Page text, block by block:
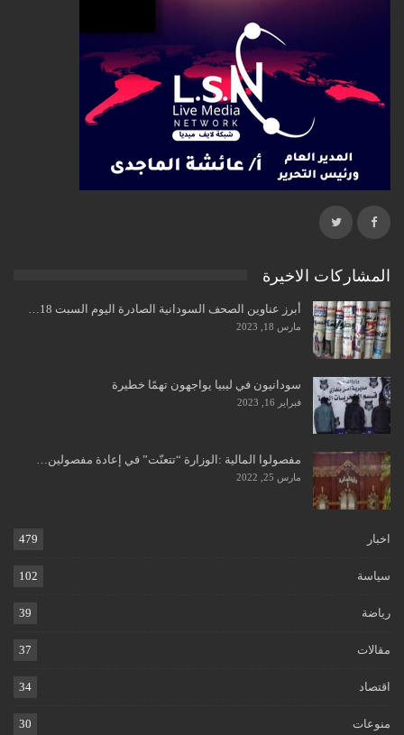
المشاركات الاخيرة
أبرز عناوين الصحف السودانية الصادرة اليوم السبت 18…
مارس 18, 2023
سودانيون في ليبيا يواجهون تهمًا خطيرة
فبراير 16, 2023
مفصولوا المالية :الوزارة “تتعنّت” في إعادة مفصولين…
مارس 25, 2022
اخبار 479
سياسة 102
رياضة 39
مقالات 37
اقتصاد 34
منوعات 30